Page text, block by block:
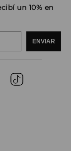
un 10% en
ENVIAR